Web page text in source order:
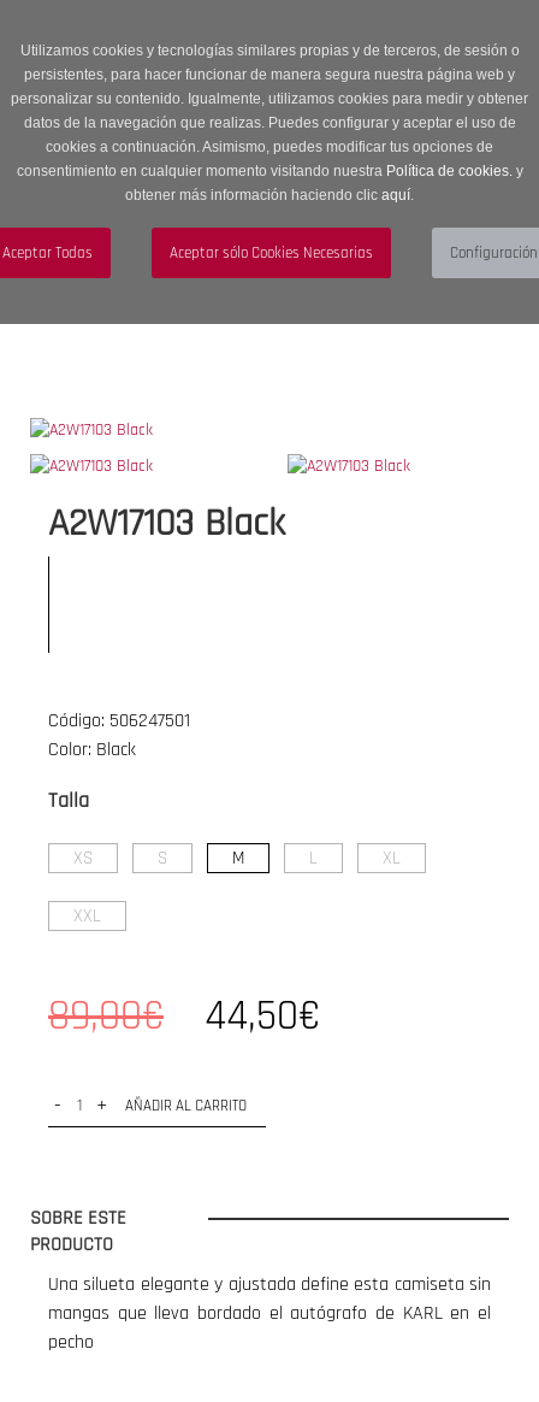
Utilizamos cookies y tecnologías similares propias y de terceros, de sesión o
persistentes, para hacer funcionar de manera segura nuestra página web y
personalizar su contenido. Igualmente, utilizamos cookies para medir y obtener
datos de la navegación que realizas. Puedes configurar y aceptar el uso de
cookies a continuación. Asimismo, puedes modificar tus opciones de
consentimiento en cualquier momento visitando nuestra Política de cookies.y
obtener más información haciendo clic aquí.
descuento en Sección OUTLET con código OUTLET20
navigation
Menú
A2W17103 Black
Código: 506247501
Color: Black
Talla
XS S M L XL
XXL
89,00€ 44,50€
- + AÑADIR AL CARRITO
SOBRE ESTE
PRODUCTO
Una silueta elegante y ajustada define esta camiseta sin
mangas que lleva bordado el autógrafo de KARL en el
pecho